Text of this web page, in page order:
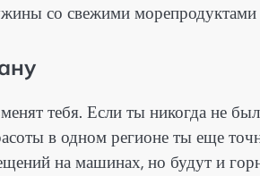
со свежими морепродуктами
тебя. Если ты никогда не
в одном регионе ты еще
на машинах, но будут и